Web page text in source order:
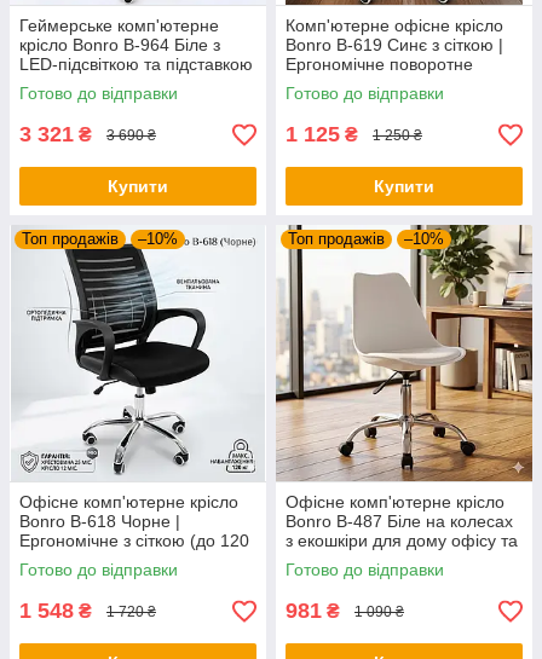
Геймерське комп'ютерне
крісло Bonro B-964 Біле з
LED-підсвіткою та підставкою
для ніг (до 150 кг)
Готово до відправки
3 321 ₴ 3 690 ₴
Купити
Комп'ютерне офісне крісло
Bonro B-619 Синє з сіткою |
Ергономічне поворотне
крісло для школяра та офісу
Готово до відправки
1 125 ₴ 1 250 ₴
Купити
Топ продажів –10%
Офісне комп'ютерне крісло
Bonro B-618 Чорне |
Ергономічне з сіткою (до 120
кг)
Готово до відправки
1 548 ₴ 1 720 ₴
Топ продажів –10%
Офісне комп'ютерне крісло
Bonro B-487 Біле на колесах
з екошкіри для дому офісу та
салону
Готово до відправки
981 ₴ 1 090 ₴